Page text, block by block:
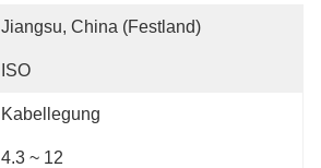
Jiangsu, China (Festland)
ISO
Kabellegung
4.3 ~ 12